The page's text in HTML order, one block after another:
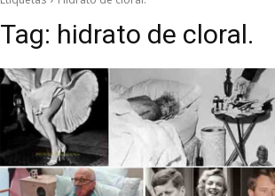
Tag: hidrato de cloral.